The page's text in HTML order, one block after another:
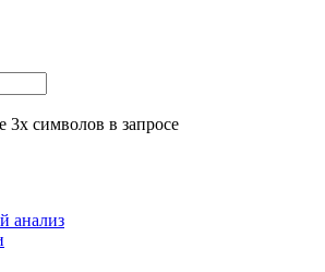
3х символов в запросе
анализ